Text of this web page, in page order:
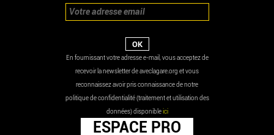
En fournissant votre adresse e-mail, vous acceptez de
recevoir la newsletter de aveclagare.org et vous
reconnaissez avoir pris connaissance de notre
politique de confidentialité (traitement et utilisation des
données) disponibleici
ESPACE PRO